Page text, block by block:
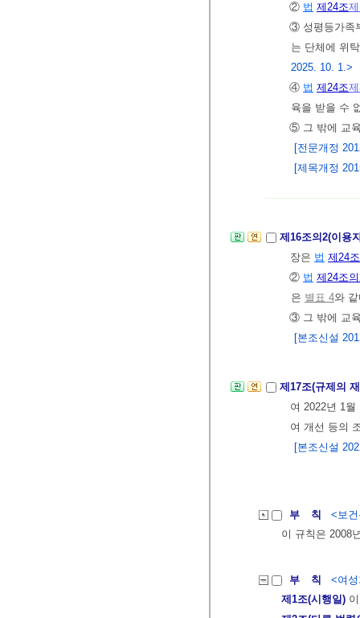
② 법 제24조
③ 성평등가족
는 단체에 위
2025. 10. 1.>
④ 법 제24조
육을 받을 수
⑤ 그 밖에 교
[전문개정
[제목개정
제16조의2(이용
장은 법 제24
② 법 제24조
은 별표 4와
③ 그 밖에 교
[본조신설
제17조(규제의
여 2022년 1
여 개선 등의
[본조신설
부 칙
<보
이 규칙은 2008
부 칙
<여
제1조(시행일)